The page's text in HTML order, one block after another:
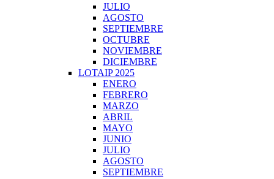
JULIO
AGOSTO
SEPTIEMBRE
OCTUBRE
NOVIEMBRE
DICIEMBRE
LOTAIP 2025
ENERO
FEBRERO
MARZO
ABRIL
MAYO
JUNIO
JULIO
AGOSTO
SEPTIEMBRE